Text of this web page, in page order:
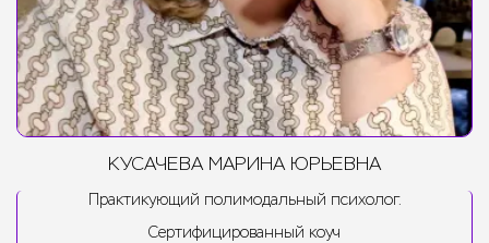
КУСАЧЕВА МАРИНА ЮРЬЕВНА
Практикующий полимодальный психолог.
Сертифицированный коуч